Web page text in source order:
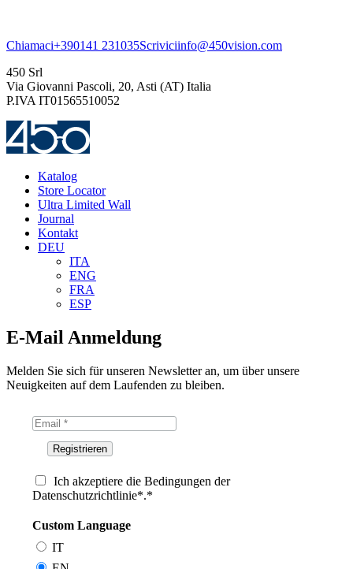
Chiamaci+390141 231035Scriviciinfo@450vision.com
450 Srl
Via Giovanni Pascoli, 20, Asti (AT) Italia
P.IVA IT01565510052
Katalog
Store Locator
Ultra Limited Wall
Journal
Kontakt
DEU
ITA
ENG
FRA
ESP
E-Mail Anmeldung
Melden Sie sich für unseren Newsletter an, um über unsere
Neuigkeiten auf dem Laufenden zu bleiben.
Ich akzeptiere die Bedingungen der
Datenschutzrichtlinie*.*
Custom Language
IT